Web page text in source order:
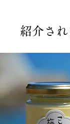
紹介さ